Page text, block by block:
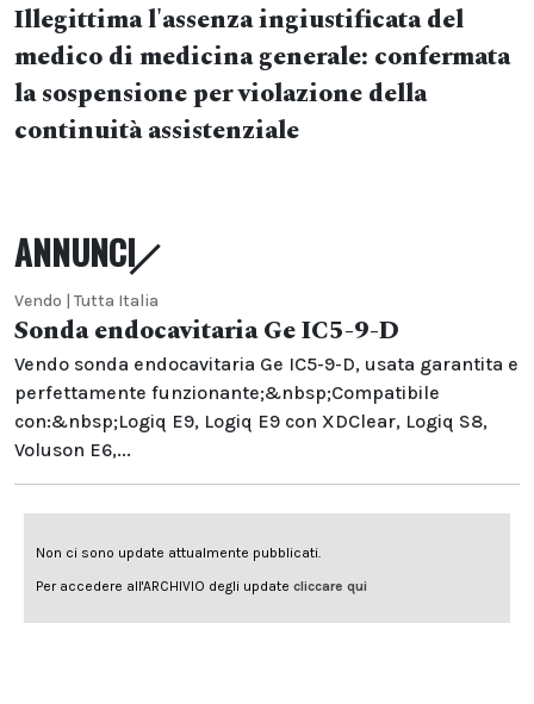
Illegittima l'assenza ingiustificata del
medico di medicina generale: confermata
la sospensione per violazione della
continuità assistenziale
ANNUNCI
Vendo | Tutta Italia
Sonda endocavitaria Ge IC5-9-D
Vendo sonda endocavitaria Ge IC5-9-D, usata garantita e
perfettamente funzionante;&nbsp;Compatibile
con:&nbsp;Logiq E9, Logiq E9 con XDClear, Logiq S8,
Voluson E6,...